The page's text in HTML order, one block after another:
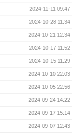
2024-11-11 09:47
2024-10-28 11:34
2024-10-21 12:34
2024-10-17 11:52
2024-10-15 11:29
2024-10-10 22:03
2024-10-05 22:56
2024-09-24 14:22
2024-09-17 15:14
2024-09-07 12:43